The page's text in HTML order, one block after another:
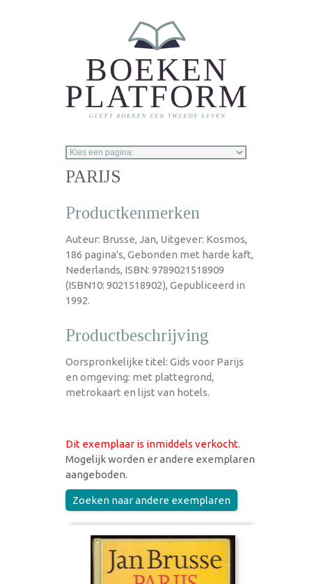
PARIJS
Productkenmerken
Auteur: Brusse, Jan, Uitgever: Kosmos,
186 pagina's, Gebonden met harde kaft,
Nederlands, ISBN: 9789021518909
(ISBN10: 9021518902), Gepubliceerd in
1992.
Productbeschrijving
Oorspronkelijke titel: Gids voor Parijs
en omgeving: met plattegrond,
metrokaart en lijst van hotels.
Dit exemplaar is inmiddels verkocht.
Mogelijk worden er andere exemplaren
aangeboden.
Zoeken naar andere exemplaren